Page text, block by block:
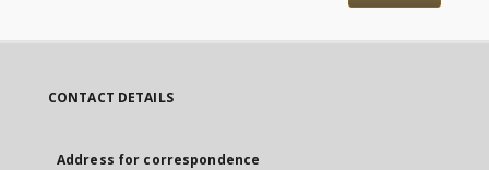
CONTACT DETAILS
Address for correspondence